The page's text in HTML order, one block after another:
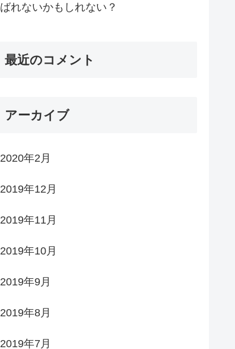
ばれないかもしれない？
最近のコメント
アーカイブ
2020年2月
2019年12月
2019年11月
2019年10月
2019年9月
2019年8月
2019年7月